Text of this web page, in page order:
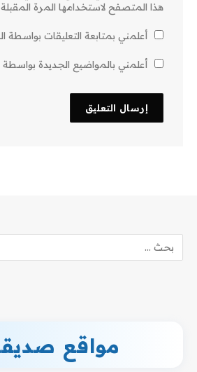
هذا المتصفح لاستخدامها المرة
أعلمني بمتابعة التعليقات بواسطة
أعلمني بالمواضيع الجديدة بواسطة
مواقع